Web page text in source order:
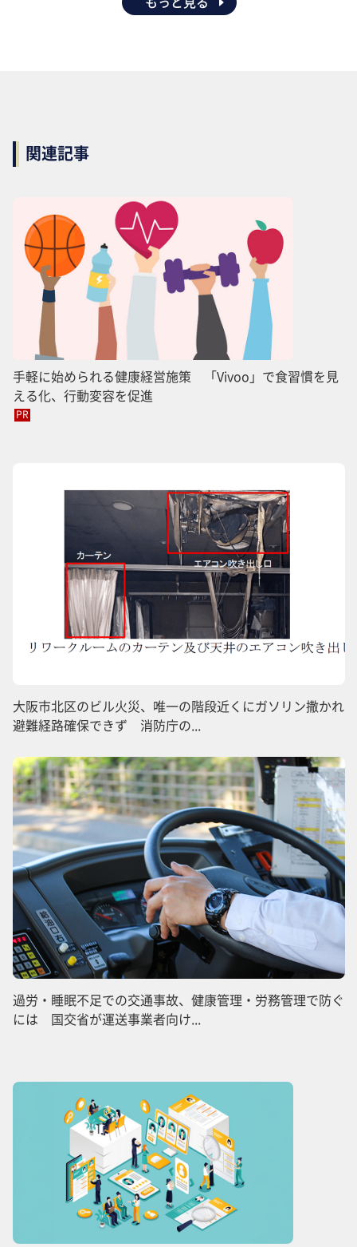
関連記事
手軽に始められる健康経営施策 「Vivoo」で食習慣を見
える化、行動変容を促進
PR
大阪市北区のビル火災、唯一の階段近くにガソリン撒かれ
避難経路確保できず 消防庁の...
過労・睡眠不足での交通事故、健康管理・労務管理で防ぐ
には 国交省が運送事業者向け...